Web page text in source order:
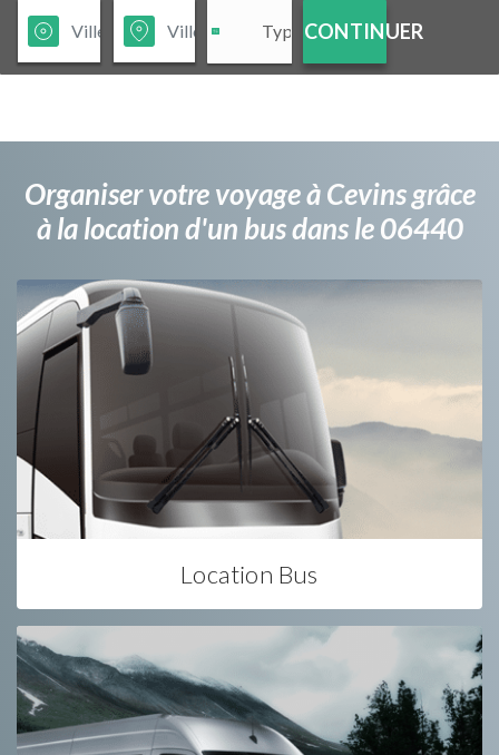
CONTINUER
Organiser votre voyage à Cevins grâce
à la location d'un bus dans le 06440
Location Bus